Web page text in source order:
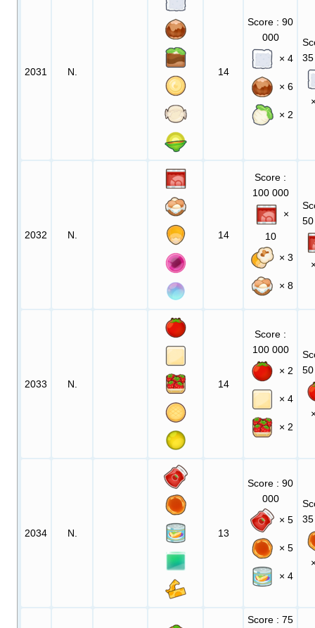
2031 N. 14
Score : 90
000
× 4
× 6
× 2
2032 N. 14
Score :
100 000
×
10
× 3
× 8
2033 N. 14
Score :
100 000
× 2
× 4
× 2
2034 N. 13
Score : 90
000
× 5
× 5
× 4
Score : 75